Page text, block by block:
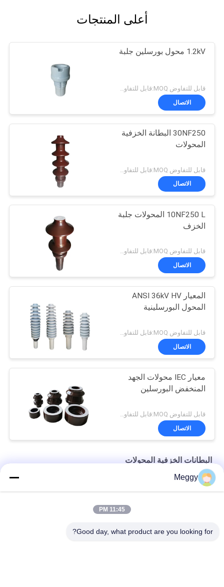
أعلى المنتجات
1.2kV محول بورسلين جلبة
الاتصال
30NF250 البطانة الخزفية
المحولات
الاتصال
10NF250 L المحولات جلبة
الخزف
قابل للتفاوض MOQ:قابل للتفاوض
الاتصال
المعيار ANSI 36kV HV
المحول البورسلينية
قابل للتفاوض MOQ:قابل للتفاوض
الاتصال
معيار IEC محولات الجهد
المنخفض البورسلين
الاتصال
البطانات الخزفية المحولات
قوة عالية 28.5kV 30NF250 جلبة محول الطاقة
Meggy
11:45 PM
Good day, what product are you looking for?